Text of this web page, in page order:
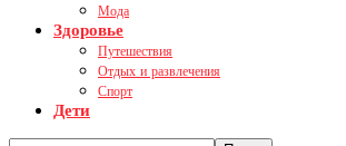
Мода
Здоровье
Путешествия
Отдых и развлечения
Спорт
Дети